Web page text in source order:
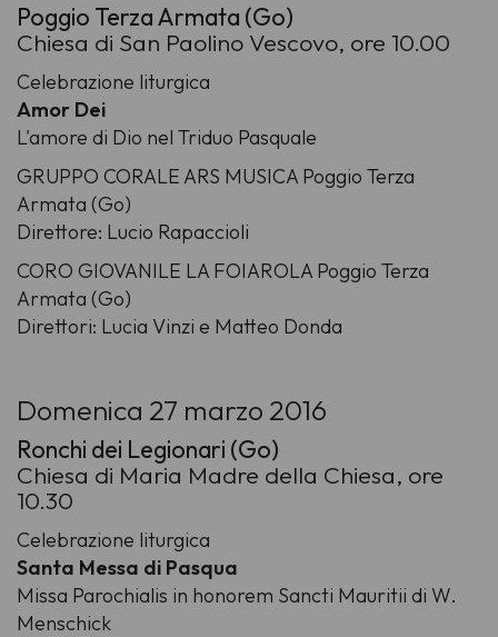
Poggio Terza Armata (Go)
Chiesa di San Paolino Vescovo, ore 10.00
Celebrazione liturgica
Amor Dei
L'amore di Dio nel Triduo Pasquale
GRUPPO CORALE ARS MUSICA Poggio Terza
Armata (Go)
Direttore: Lucio Rapaccioli
CORO GIOVANILE LA FOIAROLA Poggio Terza
Armata (Go)
Direttori: Lucia Vinzi e Matteo Donda
Domenica 27 marzo 2016
Ronchi dei Legionari (Go)
Chiesa di Maria Madre della Chiesa, ore
10.30
Celebrazione liturgica
Santa Messa di Pasqua
Missa Parochialis in honorem Sancti Mauritii di W.
Menschick